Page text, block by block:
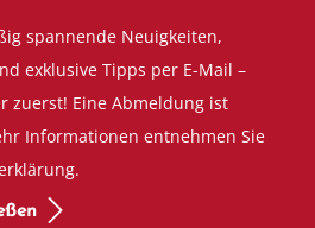
spannende Neuigkeiten,
exklusive Tipps per E-Mail –
zuerst! Eine Abmeldung ist
Informationen entnehmen Sie